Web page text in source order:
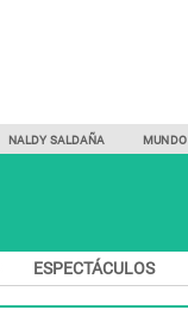
NALDY SALDAÑA MUNDO
ESPECTÁCULOS